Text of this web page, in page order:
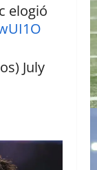
elogió
July